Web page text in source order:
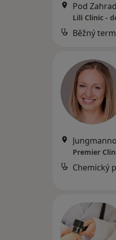
Pod
Lili Clinic -
Běžný
Premier
Chemický